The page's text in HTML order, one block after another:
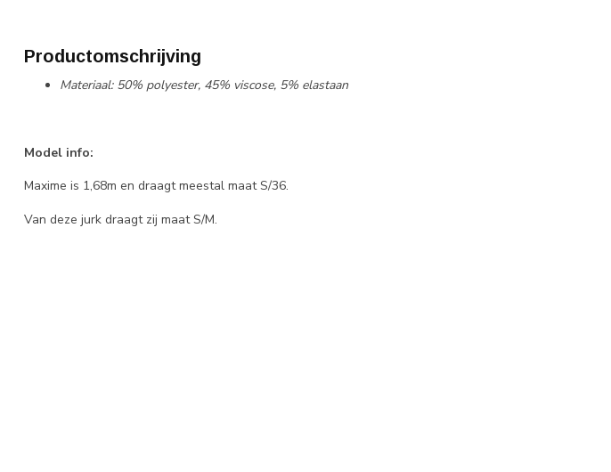
Productomschrijving
Materiaal: 50% polyester, 45% viscose, 5% elastaan
Model info:
Maxime is 1,68m en draagt meestal maat S/36.
Van deze jurk draagt zij maat S/M.